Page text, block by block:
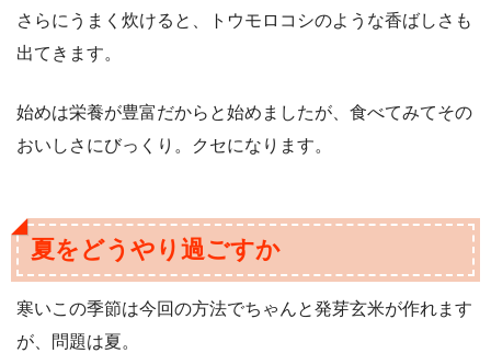
さらにうまく炊けると、トウモロコシのような香ばしさも
出てきます。
始めは栄養が豊富だからと始めましたが、食べてみてその
おいしさにびっくり。クセになります。
夏をどうやり過ごすか
寒いこの季節は今回の方法でちゃんと発芽玄米が作れます
が、問題は夏。